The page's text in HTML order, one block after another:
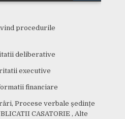
procedurile
deliberative
executive
financiare
Procese verbale ședințe
CASATORIE , Alte